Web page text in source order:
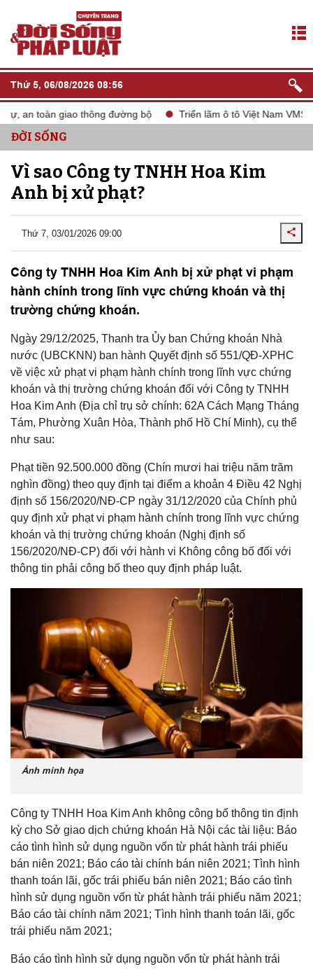
Thứ 5, 06/08/2026 08:56
an toàn giao thông đường bộ Triển lãm ô tô Việt Nam VMS
ĐỜI SỐNG
Vì sao Công ty TNHH Hoa Kim
Anh bị xử phạt?
Thứ 7, 03/01/2026 09:00
Công ty TNHH Hoa Kim Anh bị xử phạt vi phạm
hành chính trong lĩnh vực chứng khoán và thị
trường chứng khoán.
Ngày 29/12/2025, Thanh tra Ủy ban Chứng khoán Nhà
nước (UBCKNN) ban hành Quyết định số 551/QĐ-XPHC
về việc xử phạt vi phạm hành chính trong lĩnh vực chứng
khoán và thị trường chứng khoán đối với Công ty TNHH
Hoa Kim Anh (Địa chỉ trụ sở chính: 62A Cách Mạng Tháng
Tám, Phường Xuân Hòa, Thành phố Hồ Chí Minh), cụ thể
như sau:
Phạt tiền 92.500.000 đồng (Chín mươi hai triệu năm trăm
nghìn đồng) theo quy định tại điểm a khoản 4 Điều 42 Nghị
định số 156/2020/NĐ-CP ngày 31/12/2020 của Chính phủ
quy định xử phạt vi phạm hành chính trong lĩnh vực chứng
khoán và thị trường chứng khoán (Nghị định số
156/2020/NĐ-CP) đối với hành vi Không công bố đối với
thông tin phải công bố theo quy định pháp luật.
Ảnh minh họa
Công ty TNHH Hoa Kim Anh không công bố thông tin định
kỳ cho Sở giao dịch chứng khoán Hà Nội các tài liệu: Báo
cáo tình hình sử dụng nguồn vốn từ phát hành trái phiếu
bán niên 2021; Báo cáo tài chính bán niên 2021; Tình hình
thanh toán lãi, gốc trái phiếu bán niên 2021; Báo cáo tình
hình sử dụng nguồn vốn từ phát hành trái phiếu năm 2021;
Báo cáo tài chính năm 2021; Tình hình thanh toán lãi, gốc
trái phiếu năm 2021;
Báo cáo tình hình sử dụng nguồn vốn từ phát hành trái